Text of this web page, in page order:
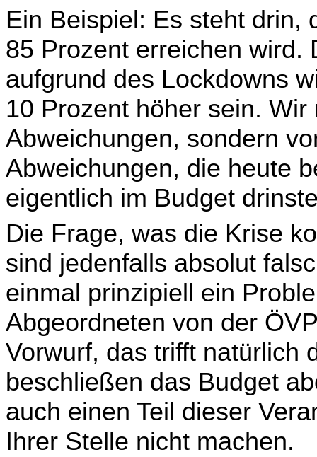
Ein Beispiel: Es steht drin,
85 Prozent erreichen wird.
aufgrund des Lockdowns
10 Prozent höher sein.
Abweichungen, sondern
Abweichungen, die heute
eigent­lich im Budget
Die Frage, was die Krise
sind jedenfalls absolut
einmal prinzipiell ein
Abgeordneten von der
Vorwurf, das trifft natürlich
beschließen das Budget
auch einen Teil dieser
Ihrer Stelle nicht machen.